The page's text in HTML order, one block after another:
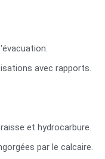
avec rapports.
et hydrocarbure.
par le calcaire.